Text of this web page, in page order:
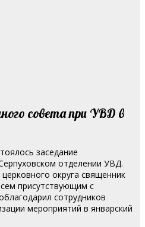
совета при УВД в
заседание
отделении УВД.
округа священник
присутствующим с
сотрудников
мероприятий в январский